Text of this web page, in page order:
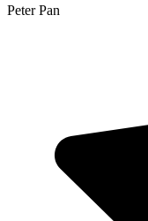
Peter Pan